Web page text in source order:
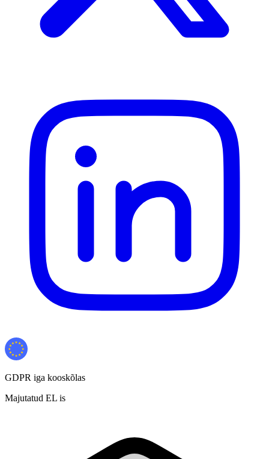
GDPR iga kooskõlas
Majutatud EL is